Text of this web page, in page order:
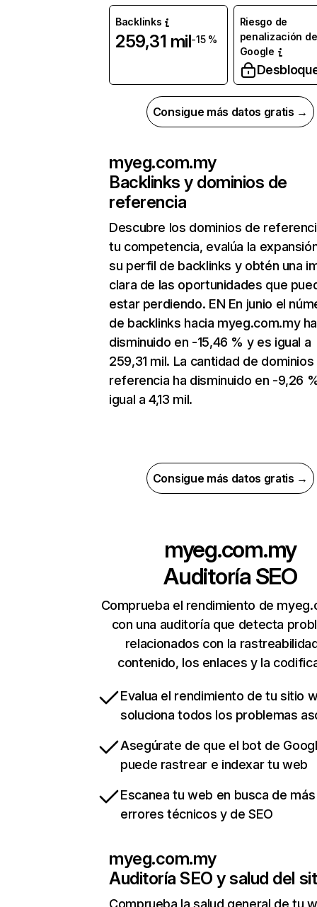
Backlinks
259,31 mil-15 %
Riesgo de
penalización de
Google
Consigue más datos gratis →
myeg.com.my
Backlinks y dominios de
referencia
Descubre los dominios de
tu competencia, evalúa la
su perfil de backlinks y obtén una
clara de las oportunidades que
estar perdiendo. EN En junio el
de backlinks hacia myeg.com.my ha
disminuido en -15,46 % y es igual a
259,31 mil. La cantidad de
referencia ha disminuido en -9,26
igual a 4,13 mil.
Consigue más datos gratis →
myeg.com.my
Auditoría SEO
Comprueba el rendimiento de
con una auditoría que detecta
relacionados con la
contenido, los enlaces y la
Evalua el rendimiento de tu sitio
soluciona todos los problemas
Asegúrate de que el bot de
puede rastrear e indexar tu web
Escanea tu web en busca de
errores técnicos y de SEO
myeg.com.my
Auditoría SEO y salud del
Comprueba la salud general de tu